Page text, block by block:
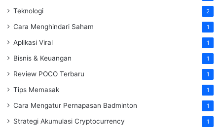
Teknologi 2
Cara Menghindari Saham 1
Aplikasi Viral 1
Bisnis & Keuangan 1
Review POCO Terbaru 1
Tips Memasak 1
Cara Mengatur Pernapasan Badminton 1
Strategi Akumulasi Cryptocurrency 1